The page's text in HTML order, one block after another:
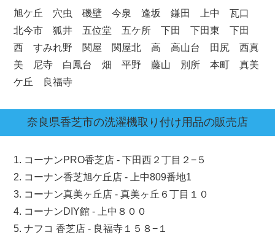
旭ケ丘 穴虫 磯壁 今泉 逢坂 鎌田 上中 瓦口
北今市 狐井 五位堂 五ケ所 下田 下田東 下田
西 すみれ野 関屋 関屋北 高 高山台 田尻 西真
美 尼寺 白鳳台 畑 平野 藤山 別所 本町 真美
ケ丘 良福寺
奈良県香芝市の洗濯機取り付け用品の販売店
1. コーナンPRO香芝店 - 下田西２丁目２−５
2. コーナン香芝旭ケ丘店 - 上中809番地1
3. コーナン真美ヶ丘店 - 真美ヶ丘６丁目１０
4. コーナンDIY館 - 上中８００
5. ナフコ 香芝店 - 良福寺１５８−１